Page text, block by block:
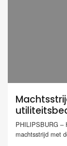
PHILIPSBURG –
machtsstrijd met